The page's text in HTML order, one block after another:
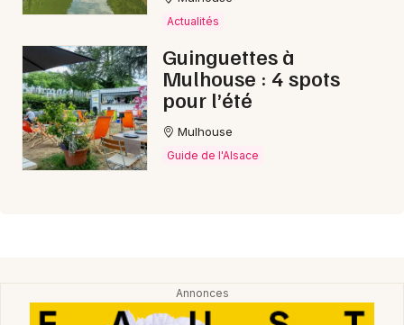
Actualités
Guinguettes à
Mulhouse : 4 spots
pour l’été
Mulhouse
Guide de l'Alsace